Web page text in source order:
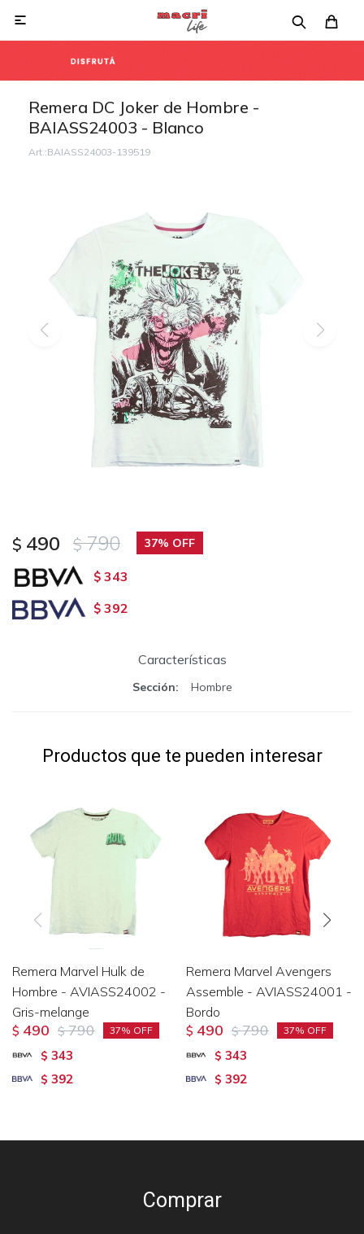

Remera DC Joker de Hombre -
BAIASS24003 - Blanco
BAIASS24003-139519
$ 490 $ 790 37
$ 343
$ 392
Características
Sección Hombre
Productos que te pueden interesar
Remera Marvel Hulk de
Hombre - AVIASS24002 -
Gris-melange
$ 490 $ 790 37
$ 343
$ 392
Remera Marvel Avengers
Assemble - AVIASS24001 -
Bordo
$ 490 $ 790 37
$ 343
$ 392
Comprar